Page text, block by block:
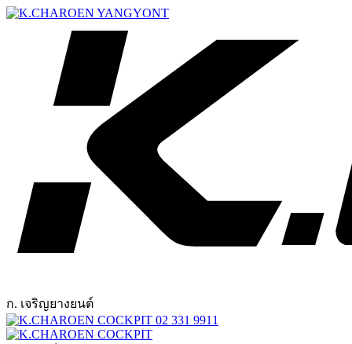
ก. เจริญยางยนต์
02 331 9911